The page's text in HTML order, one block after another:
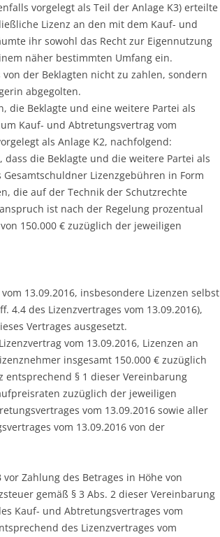
vorgelegt als Teil der Anlage K3) erteilte
Lizenz an den mit dem Kauf- und
ihr sowohl das Recht zur Eigennutzung
näher bestimmten Umfang ein.
der Beklagten nicht zu zahlen, sondern
abgegolten.
die Beklagte und eine weitere Partei als
Kauf- und Abtretungsvertrag vom
als Anlage K2, nachfolgend:
dass die Beklagte und die weitere Partei als
Lizenzgebühren in Form
die auf der Technik der Schutzrechte
ist nach der Regelung prozentual
150.000 € zuzüglich der jeweiligen
13.09.2016, insbesondere Lizenzen selbst
4.4 des Lizenzvertrages vom 13.09.2016),
Vertrages ausgesetzt.
vom 13.09.2016, Lizenzen an
insgesamt 150.000 € zuzüglich
entsprechend § 1 dieser Vereinbarung
zuzüglich der jeweiligen
vom 13.09.2016 sowie aller
vom 13.09.2016 von der
Zahlung des Betrages in Höhe von
gemäß § 3 Abs. 2 dieser Vereinbarung
Kauf- und Abtretungsvertrages vom
des Lizenzvertrages vom